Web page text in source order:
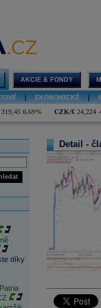
AKCIE & FONDY
EKONOMICKÉ
319,45 0,69% CZK/€ 24,224
hledat
díky
Detail -